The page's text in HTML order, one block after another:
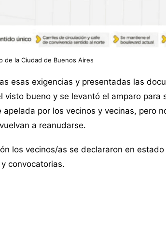
de la Ciudad de Buenos Aires
esas exigencias y presentadas las
visto bueno y se levantó el amparo para
apelada por los vecinos y vecinas, pero
a reanudarse.
los vecinos/as se declararon en
convocatorias.